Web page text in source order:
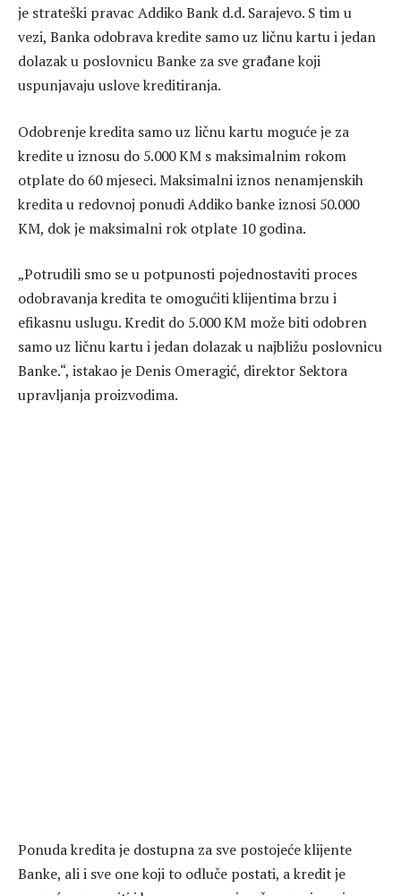
je strateški pravac Addiko Bank d.d. Sarajevo. S tim u
vezi, Banka odobrava kredite samo uz ličnu kartu i jedan
dolazak u poslovnicu Banke za sve građane koji
uspunjavaju uslove kreditiranja.
Odobrenje kredita samo uz ličnu kartu moguće je za
kredite u iznosu do 5.000 KM s maksimalnim rokom
otplate do 60 mjeseci. Maksimalni iznos nenamjenskih
kredita u redovnoj ponudi Addiko banke iznosi 50.000
KM, dok je maksimalni rok otplate 10 godina.
„Potrudili smo se u potpunosti pojednostaviti proces
odobravanja kredita te omogućiti klijentima brzu i
efikasnu uslugu. Kredit do 5.000 KM može biti odobren
samo uz ličnu kartu i jedan dolazak u najbližu poslovnicu
Banke.“, istakao je Denis Omeragić, direktor Sektora
upravljanja proizvodima.
Ponuda kredita je dostupna za sve postojeće klijente
Banke, ali i sve one koji to odluče postati, a kredit je